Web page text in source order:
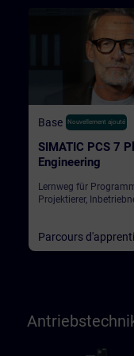
Base Nouvellement ajouté
SIMATIC PCS 7
Engineering
Lernweg für
Projektierer,
Parcours